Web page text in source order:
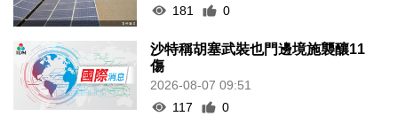
181
0
沙特稱胡塞武裝也門邊境施襲釀11
傷
2026-08-07 09:51
117
0